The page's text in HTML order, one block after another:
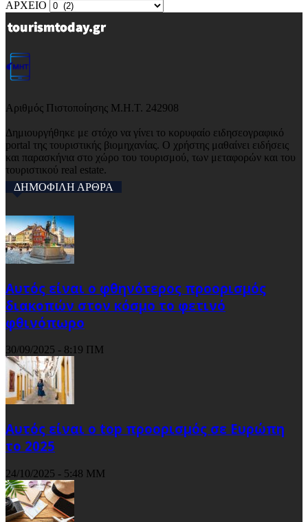
ΑΡΧΕΙΟ
Αριθμός Πιστοποίησης Μ.Η.Τ. 242908
Δημιουργήθηκε με στόχο να γίνει το κορυφαίο ειδησεογραφικό
portal της τουριστικής βιομηχανίας. Ο χρήστης μαθαίνει ειδήσεις
και παρασκήνια στο χώρο του τουρισμού, των μεταφορών και του
τουριστικού real estate.
ΔΗΜΟΦΙΛΗ ΑΡΘΡΑ
Αυτός είναι ο φθηνότερος προορισμός
διακοπών στον κόσμο το φετινό
φθινόπωρο
30/09/2025 - 8:19 ΠΜ
Αυτός είναι ο top προορισμός σε Ευρώπη
το 2025
24/10/2025 - 5:48 ΜΜ